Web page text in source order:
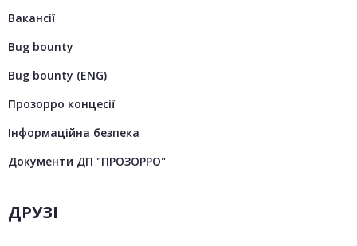
Вакансії
Bug bounty
Bug bounty (ENG)
Прозорро концесії
Інформаційна безпека
Документи ДП "ПРОЗОРРО"
ДРУЗІ